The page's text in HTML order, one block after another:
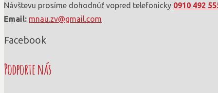
Návštevu prosíme dohodnúť vopred telefonicky 0910 492
Email: mnau.zv@gmail.com
Facebook
Podporte nás